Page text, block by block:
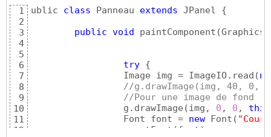
1
2
3
4
5
6
7
8
9
10
11
12
ublic class Panneau extends JPanel {
public void paintComponent (Graphics
try {
                 Image img = ImageIO.read
(
//g.drawImage(img, 40, 0,
//Pour une image de fond
                 g.drawImage
(img, 0 , 0 , this
                 Font font =
new Font (
                 g.setFont
( font )